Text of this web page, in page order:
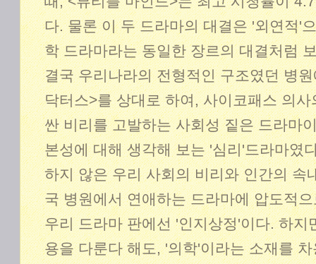
다. 물론 이 두 드라마의 대결은 '외연적'
학 드라마라는 동일한 장르의 대결처럼
결국 우리나라의 전형적인 구조였던 병
닥터스>를 상대로 하여, 사이코패스 의
싼 비리를 고발하는 사회성 짙은 드라마
본성에 대해 생각해 보는 '심리'드라마였
하지 않은 우리 사회의 비리와 인간의 속
국 병원에서 연애하는 드라마에 압도적
우리 드라마 판에선 '인지상정'이다. 하지
용을 다룬다 해도, '의학'이라는 소재를